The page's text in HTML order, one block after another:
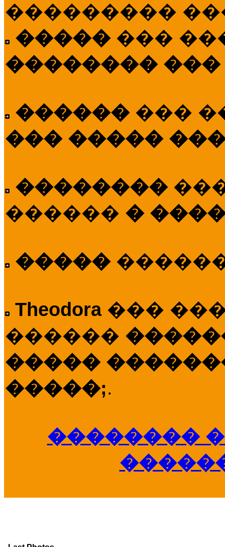
���������
����� ���
��������
������ ���
��� �����
��������
������ �
�����
Theodora ���
������
�����
�����;.
��������